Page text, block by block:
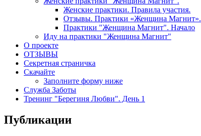
Женские практики. Правила участия.
Отзывы. Практики «Женщина Магнит».
Практики "Женщина Магнит". Начало
Иду на практики "Женщина Магнит"
О проекте
ОТЗЫВЫ
Секретная страничка
Скачайте
Заполните форму ниже
Служба Заботы
Тренинг "Берегиня Любви". День 1
Публикации